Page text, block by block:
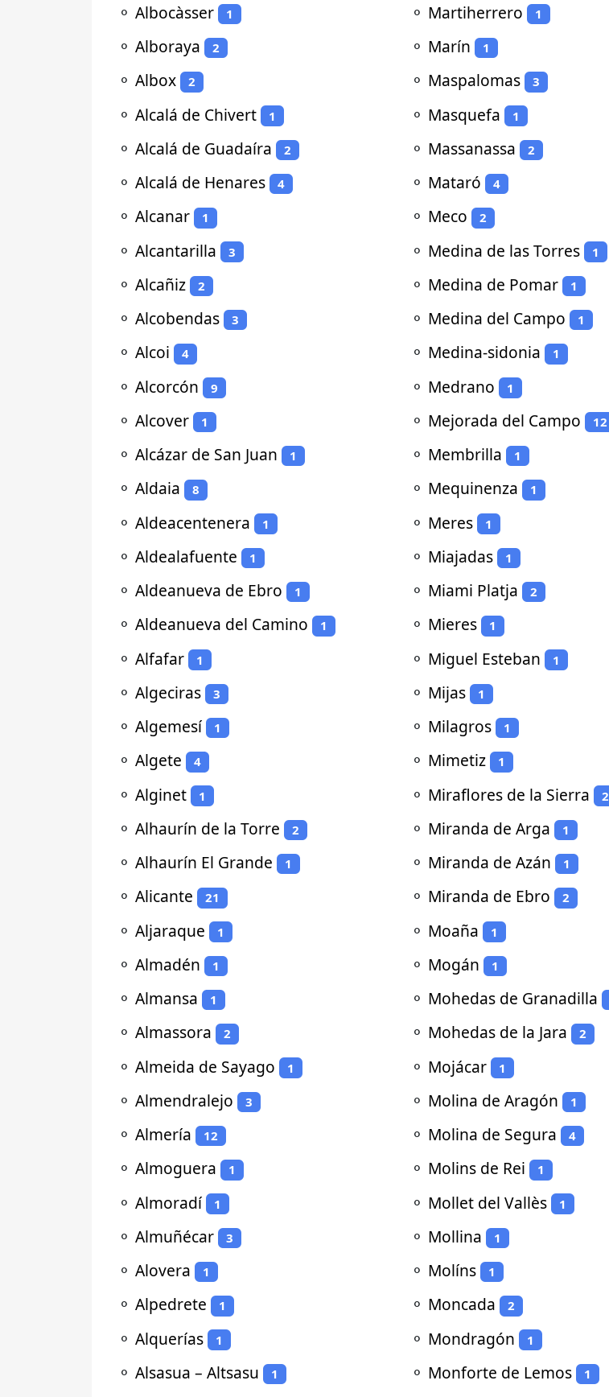
⚬ Albocàsser 1
⚬ Alboraya 2
⚬ Albox 2
⚬ Alcalá de Chivert 1
⚬ Alcalá de Guadaíra 2
⚬ Alcalá de Henares 4
⚬ Alcanar 1
⚬ Alcantarilla 3
⚬ Alcañiz 2
⚬ Alcobendas 3
⚬ Alcoi 4
⚬ Alcorcón 9
⚬ Alcover 1
⚬ Alcázar de San Juan 1
⚬ Aldaia 8
⚬ Aldeacentenera 1
⚬ Aldealafuente 1
⚬ Aldeanueva de Ebro 1
⚬ Aldeanueva del Camino 1
⚬ Alfafar 1
⚬ Algeciras 3
⚬ Algemesí 1
⚬ Algete 4
⚬ Alginet 1
⚬ Alhaurín de la Torre 2
⚬ Alhaurín El Grande 1
⚬ Alicante 21
⚬ Aljaraque 1
⚬ Almadén 1
⚬ Almansa 1
⚬ Almassora 2
⚬ Almeida de Sayago 1
⚬ Almendralejo 3
⚬ Almería 12
⚬ Almoguera 1
⚬ Almoradí 1
⚬ Almuñécar 3
⚬ Alovera 1
⚬ Alpedrete 1
⚬ Alquerías 1
⚬ Alsasua – Altsasu 1
⚬ Martiherrero 1
⚬ Marín 1
⚬ Maspalomas 3
⚬ Masquefa 1
⚬ Massanassa 2
⚬ Mataró 4
⚬ Meco 2
⚬ Medina de las Torres 1
⚬ Medina de Pomar 1
⚬ Medina del Campo 1
⚬ Medina-sidonia 1
⚬ Medrano 1
⚬ Mejorada del Campo 12
⚬ Membrilla 1
⚬ Mequinenza 1
⚬ Meres 1
⚬ Miajadas 1
⚬ Miami Platja 2
⚬ Mieres 1
⚬ Miguel Esteban 1
⚬ Mijas 1
⚬ Milagros 1
⚬ Mimetiz 1
⚬ Miraflores de la Sierra 2
⚬ Miranda de Arga 1
⚬ Miranda de Azán 1
⚬ Miranda de Ebro 2
⚬ Moaña 1
⚬ Mogán 1
⚬ Mohedas de Granadilla
⚬ Mohedas de la Jara 2
⚬ Mojácar 1
⚬ Molina de Aragón 1
⚬ Molina de Segura 4
⚬ Molins de Rei 1
⚬ Mollet del Vallès 1
⚬ Mollina 1
⚬ Molíns 1
⚬ Moncada 2
⚬ Mondragón 1
⚬ Monforte de Lemos 1